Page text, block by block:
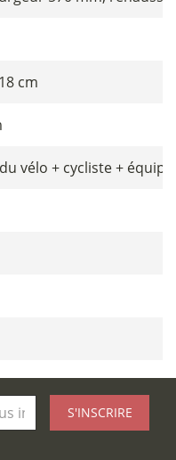
cm
vélo + cycliste +
S'INSCRIRE